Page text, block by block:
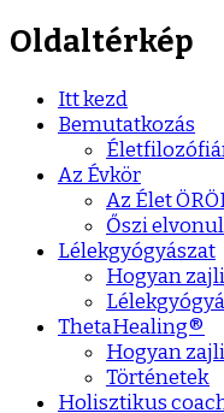
Oldaltérkép
Itt kezd
Bemutatkozás
Az Évkör
Az Élet
Őszi
Lélekgyógyászat
Hogyan
ThetaHealing®
Hogyan
Történetek
Holisztikus